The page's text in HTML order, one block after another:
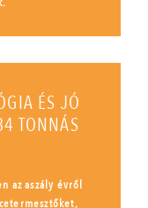
ÉS JÓ
TONNÁS
az aszály évről